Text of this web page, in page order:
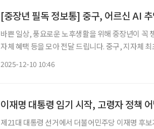
[중장년 필독 정보통] 중구, 어르신 AI
바쁜 일상, 풍요로운 노후생활을 위해 중장년이 꼭
자체 혜택 등을 모아 전달 드립니다. 중구, 지자체 최초 대학생 대상 AI 기술교육과 어르신 돌
2025-12-10 10:46
이재명 대통령 임기 시작, 고령자 정책
제21대 대통령 선거에서 더불어민주당 이재명 후